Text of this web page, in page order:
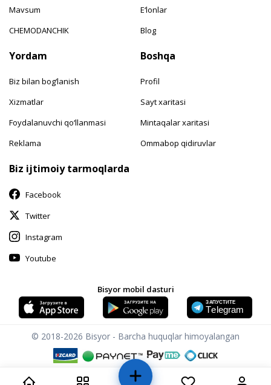
Mavsum
CHEMODANCHIK
E‘lonlar
Blog
Yordam
Biz bilan bog‘lanish
Xizmatlar
Foydalanuvchi qo‘llanmasi
Reklama
Boshqa
Profil
Sayt xaritasi
Mintaqalar xaritasi
Ommabop qidiruvlar
Biz ijtimoiy tarmoqlarda
Facebook
Twitter
Instagram
Youtube
Bisyor mobil dasturi
© 2018-2026 Bisyor - Barcha huquqlar himoyalangan